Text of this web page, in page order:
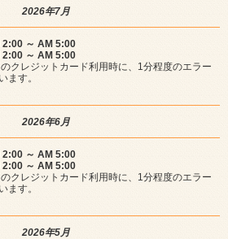
2026年7月
～ AM 5:00
～ AM 5:00
クレジットカード利用時に、1分程度のエラー
ます。
2026年6月
～ AM 5:00
～ AM 5:00
クレジットカード利用時に、1分程度のエラー
ます。
2026年5月